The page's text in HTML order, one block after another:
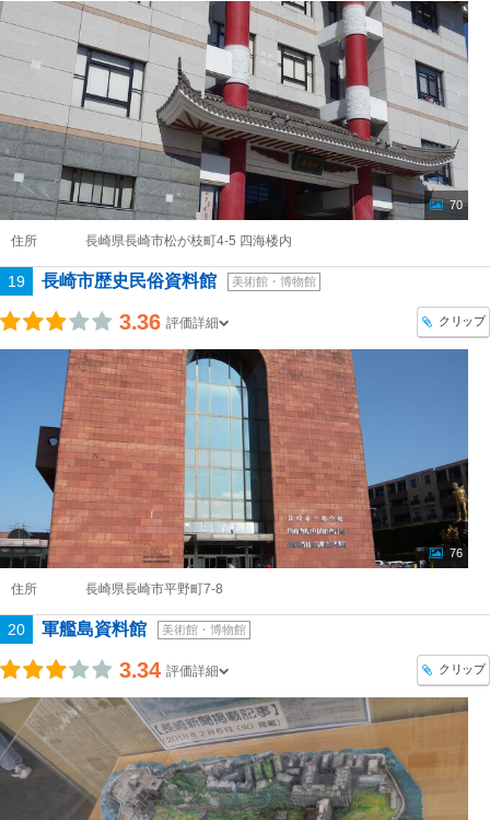
70
住所 長崎県長崎市松が枝町4-5 四海楼内
19 長崎市歴史民俗資料館 美術館・博物館
3.36 評価詳細 クリップ
76
住所 長崎県長崎市平野町7-8
20 軍艦島資料館 美術館・博物館
3.34 評価詳細 クリップ